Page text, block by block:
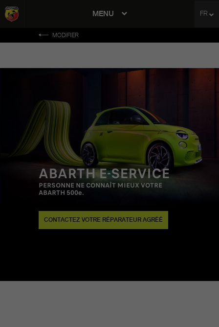
MENU FR
MODIFIER
ABARTH E-SERVICE
PERSONNE NE CONNAÎT MIEUX VOTRE
ABARTH 500e.
CONTACTEZ VOTRE RÉPARATEUR AGRÉÉ